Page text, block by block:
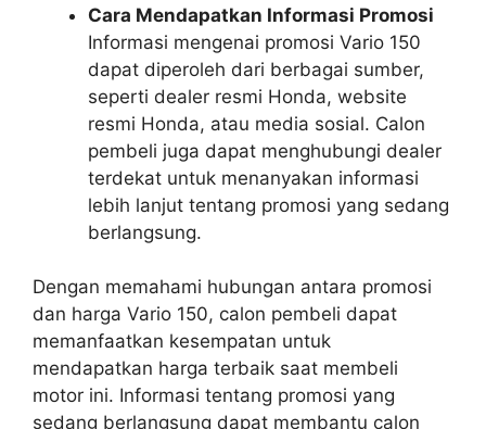
Cara Mendapatkan Informasi Promosi
Informasi mengenai promosi Vario 150
dapat diperoleh dari berbagai sumber,
seperti dealer resmi Honda, website
resmi Honda, atau media sosial. Calon
pembeli juga dapat menghubungi dealer
terdekat untuk menanyakan informasi
lebih lanjut tentang promosi yang sedang
berlangsung.
Dengan memahami hubungan antara promosi
dan harga Vario 150, calon pembeli dapat
memanfaatkan kesempatan untuk
mendapatkan harga terbaik saat membeli
motor ini. Informasi tentang promosi yang
sedang berlangsung dapat membantu calon